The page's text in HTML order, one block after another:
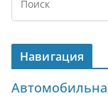
Навигация